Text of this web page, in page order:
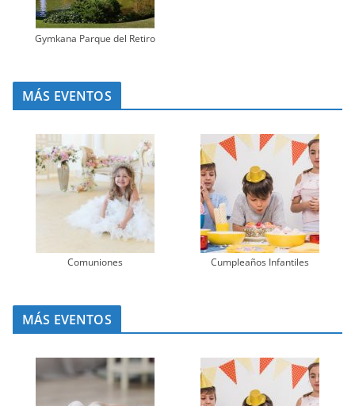
Gymkana Parque del Retiro
MÁS EVENTOS
Comuniones Cumpleaños Infantiles
MÁS EVENTOS